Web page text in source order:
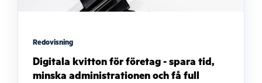
Redovisning
Digitala kvitton för företag - spara tid,
minska administrationen och få full